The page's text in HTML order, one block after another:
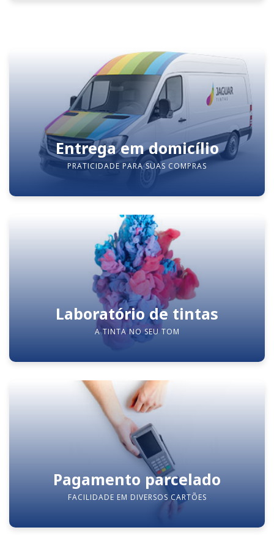
Entrega em domicílio
PRATICIDADE PARA SUAS COMPRAS
Laboratório de tintas
A TINTA NO SEU TOM
Pagamento parcelado
FACILIDADE EM DIVERSOS CARTÕES